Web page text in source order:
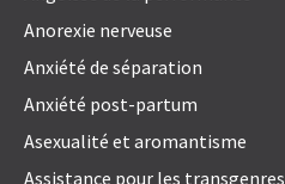
Anorexie nerveuse
Anxiété de séparation
Anxiété post-partum
Asexualité et aromantisme
Assistance pour les transgenres